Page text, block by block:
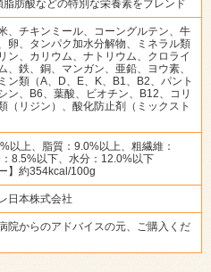
脂肪酸などの特別な栄養素をブレンド
、チキンミール、コーングルテン、牛
卵、タンパク加水分解物、ミネラル類
ン、カリウム、ナトリウム、クロライ
、鉄、銅、マンガン、亜鉛、ヨウ素、
ン類（A、D、E、K、B1、B2、パント
ン、B6、葉酸、ビオチン、B12、コリ
（リジン）、酸化防止剤（ミックスト
以上、脂質：9.0%以上、粗繊維：
8.5%以下、水分：12.0%以下
】約354kcal/100g
日本株式会社
院からのアドバイスの元、ご購入くだ